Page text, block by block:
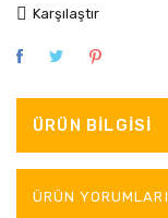
Karşılaştır
ÜRÜN BILGISI
ÜRÜN YORUMLARI